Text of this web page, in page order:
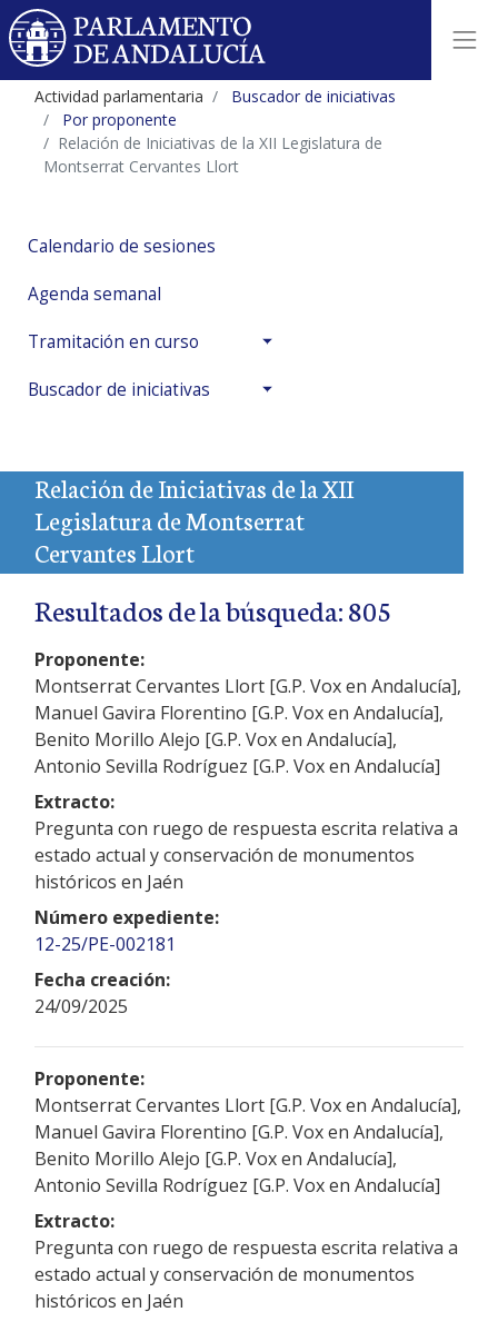
Actividad parlamentaria
Buscador de iniciativas
Por proponente
Relación de Iniciativas de la XII Legislatura de
Montserrat Cervantes Llort
Calendario de sesiones
Agenda semanal
Tramitación en curso
Buscador de iniciativas
Relación de Iniciativas de la XII
Legislatura de Montserrat
Cervantes Llort
Resultados de la búsqueda: 805
Proponente:
Montserrat Cervantes Llort [G.P. Vox en Andalucía],
Manuel Gavira Florentino [G.P. Vox en Andalucía],
Benito Morillo Alejo [G.P. Vox en Andalucía],
Antonio Sevilla Rodríguez [G.P. Vox en Andalucía]
Extracto:
Pregunta con ruego de respuesta escrita relativa a
estado actual y conservación de monumentos
históricos en Jaén
Número expediente:
12-25/PE-002181
Fecha creación:
24/09/2025
Proponente:
Montserrat Cervantes Llort [G.P. Vox en Andalucía],
Manuel Gavira Florentino [G.P. Vox en Andalucía],
Benito Morillo Alejo [G.P. Vox en Andalucía],
Antonio Sevilla Rodríguez [G.P. Vox en Andalucía]
Extracto:
Pregunta con ruego de respuesta escrita relativa a
estado actual y conservación de monumentos
históricos en Jaén